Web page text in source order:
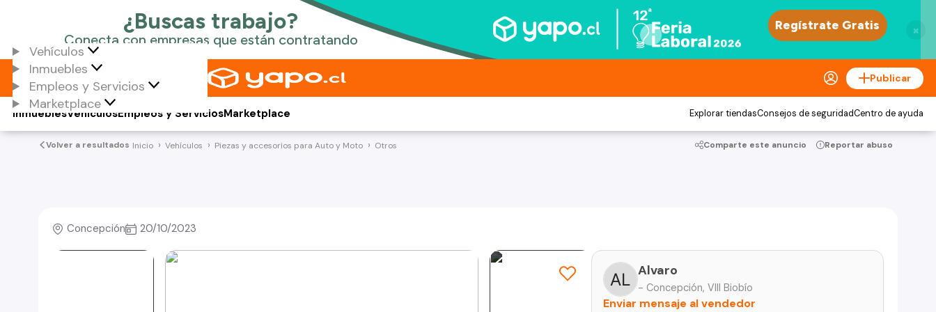
×
Vehículos
Inmuebles
Empleos y Servicios
Marketplace
Publicar
Vehículos
Inmuebles Empleos y ServiciosMarketplace Explorar tiendasConsejos de seguridadCentro de ayuda
Volver a resultados Inicio Vehículos Piezas y accesorios para Auto y Moto Otros Comparte este anuncio Reportar abuso
Concepción 20/10/2023
Alvaro
- Concepción, VIII Biobío
Enviar mensaje al vendedor